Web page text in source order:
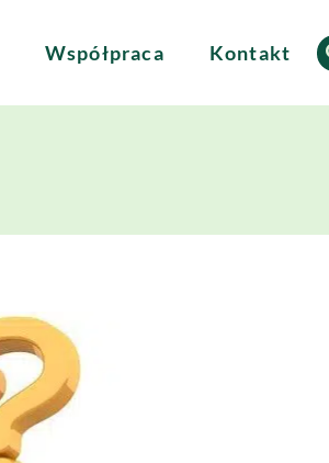
Współpraca Kontakt